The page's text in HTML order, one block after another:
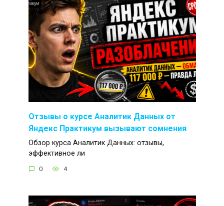
Отзывы о курсе Аналитик Данных от
Яндекс Практикум вызывают сомнения
Обзор курса Аналитик Данных: отзывы,
эффективное ли
0 4